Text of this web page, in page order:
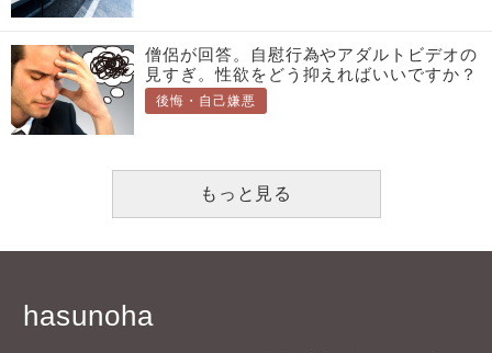
僧侶が回答。自慰行為やアダルトビデオの
見すぎ。性欲をどう抑えればいいですか？
後悔・自己嫌悪
もっと見る
hasunoha